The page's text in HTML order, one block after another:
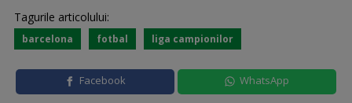
Tagurile articolului:
barcelona fotbal liga campionilor
Facebook WhatsApp